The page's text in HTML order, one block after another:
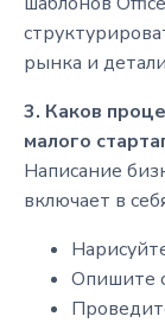
рынка и
3. Каков
малого
Написание
включает в
Опишите